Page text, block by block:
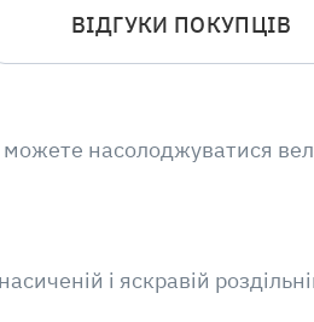
насолоджуватися
і яскравій
ВІДГУКИ ПОКУПЦІВ